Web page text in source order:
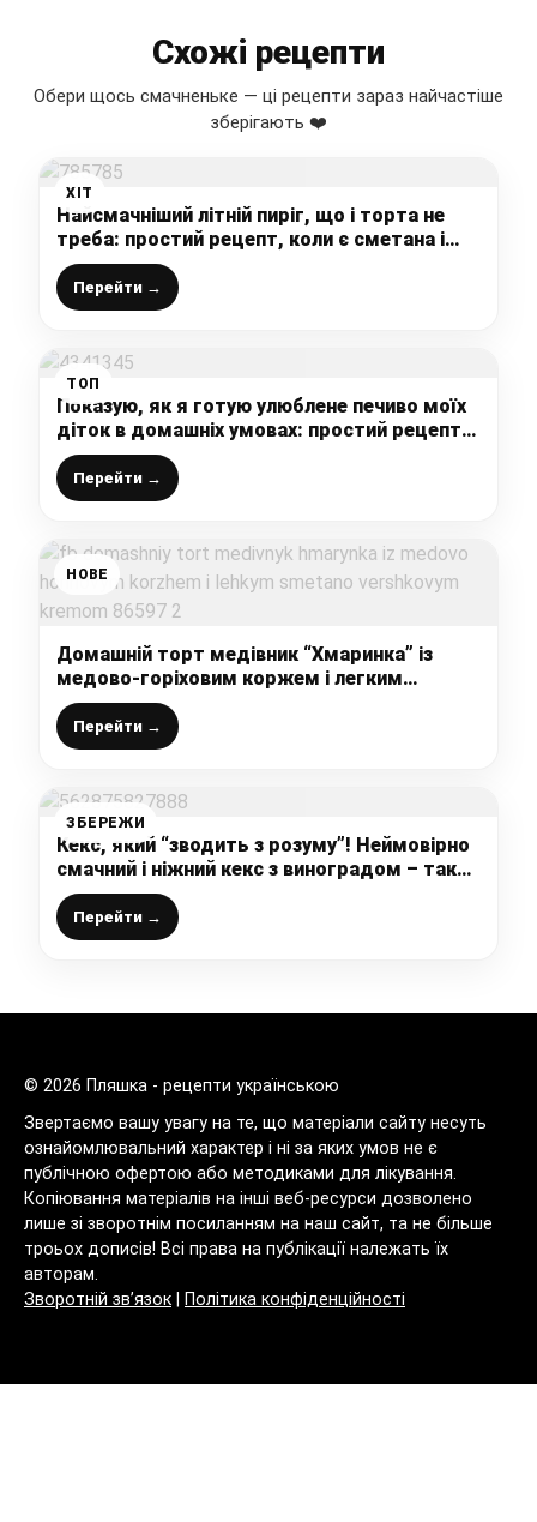
Схожі рецепти
Обери щось смачненьке — ці рецепти зараз найчастіше
зберігають ❤️
ХІТ
Найсмачніший літній пиріг, що і торта не
треба: простий рецепт, коли є сметана і
ягоди, готую цю смакоту
Перейти →
ТОП
Показую, як я готую улюблене печиво моїх
діток в домашніх умовах: простий рецепт
найніжнішого, розсипчастого вершкового
пісочного печива до чаю
Перейти →
НОВЕ
Домашній торт медівник “Хмаринка” із
медово-горіховим коржем і легким
сметано-вершковим кремом
Перейти →
ЗБЕРЕЖИ
Кекс, який “зводить з розуму”! Неймовірно
смачний і ніжний кекс з виноградом – такої
смакоти Ви ще не пробували!
Перейти →
© 2026 Пляшка - рецепти українською
Звертаємо вашу увагу на те, що матеріали сайту несуть
ознайомлювальний характер і ні за яких умов не є
публічною офертою або методиками для лікування.
Копіювання матеріалів на інші веб-ресурси дозволено
лише зі зворотнім посиланням на наш сайт, та не більше
троьох дописів! Всі права на публікації належать їх
авторам.
Зворотній зв’язок
Політика конфіденційності